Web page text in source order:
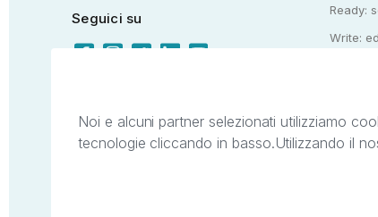
Seguici su
Ready:
Write:
Il presente sito web è di proprietà di
Noi e alcuni partner selezionati utilizziamo
tecnologie cliccando in basso.Utilizzando il